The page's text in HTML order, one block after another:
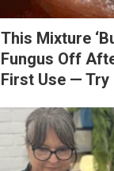
This Mixture
Fungus Off
First Use — Try